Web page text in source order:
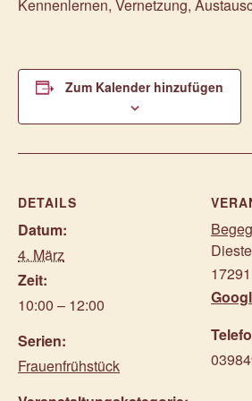
Kennenlernen, Vernetzung,
Zum Kalender hinzufügen
DETAILS
Datum:
4. März
Zeit:
10:00 – 12:00
Serien:
Frauenfrühstück
17291